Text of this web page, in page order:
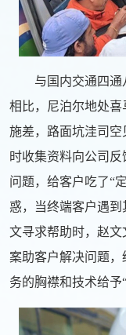
与国内交通四通
相比，尼泊尔地处
施差，路面坑洼司
时收集资料向公司
问题，给客户吃了“
惑，当终端客户遇
文寻求帮助时，赵
案助客户解决问题
务的胸襟和技术给予